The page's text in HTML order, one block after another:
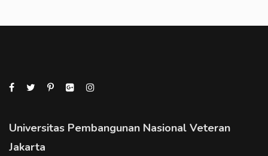
Universitas Pembangunan Nasional Veteran
Jakarta